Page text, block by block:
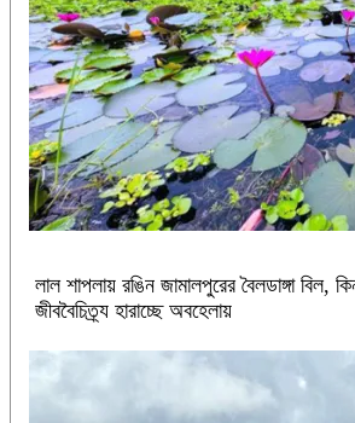
লাল শাপলায় রঙিন জামালপুরের বৈলডাঙ্গা বিল,
জীববৈচিত্র্য হারাচ্ছে অবহেলায়